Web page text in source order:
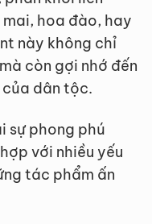
mai, hoa đào, hay
này không chỉ
còn gợi nhớ đến
dân tộc.
sự phong phú
với nhiều yếu
tác phẩm ấn